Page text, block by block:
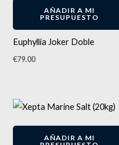
AÑADIR A MI
PRESUPUESTO
Euphyllia Joker Doble
€79.00
ENVÍO GRATIS
AÑADIR A MI